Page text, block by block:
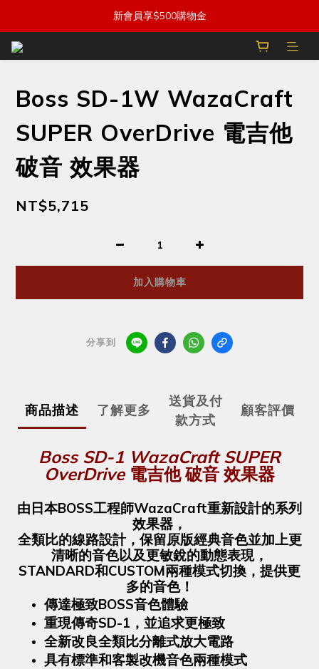
新會員享$500購物金
Boss SD-1W WazaCraft
SUPER OverDrive 電吉他
破音 效果器
NT$5,715
加入購物車
分享到
商品描述 了解更多
送貨及付
款方式
顧客評價
Boss SD-1 WazaCraft SUPER
OverDrive 電吉他 破音 效果器
由日本BOSS工程師WazaCraft重新設計的系列
效果器，
全類比的線路設計，保留原版經典音色並加上更
清晰的音色以及更敏銳的動態表現，
STANDARD和CUSTOM兩種模式切換，提供更
多的音色！
傳達極致BOSS音色體驗
重現傳奇SD-1，並追求更極致
全新改良全類比分離式放大電路
具有標準和客製改機音色兩種模式